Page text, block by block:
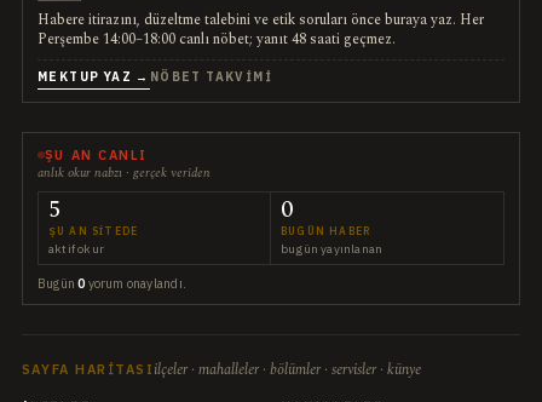
Habere itirazını, düzeltme talebini ve etik soruları önce buraya yaz. Her
Perşembe 14:00–18:00 canlı nöbet; yanıt 48 saati geçmez.
MEKTUP YAZ → NÖBET TAKVIMI
ŞU AN CANLI
anlık okur nabzı · gerçek veriden
5
ŞU AN SITEDE
aktif okur
0
BUGÜN HABER
bugün yayınlanan
Bugün0 yorum onaylandı.
SAYFA HARITASI ilçeler · mahalleler · bölümler · servisler · künye